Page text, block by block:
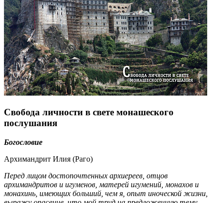
Свобода личности в свете монашеского
послушания
Богословие
Архимандрит Илия (Раго)
Перед лицом достопочтенных архиереев, отцов
архимандритов и игуменов, матерей игумений, монахов и
монахинь, имеющих больший, чем я, опыт иноческой жизни,